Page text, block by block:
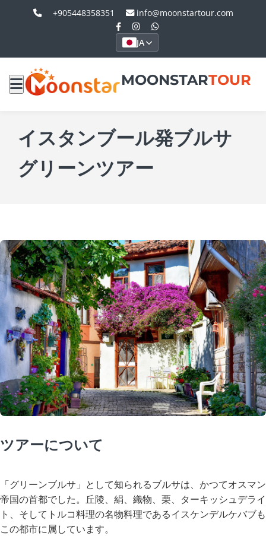
+905448358351 info@moonstartour.com
JA
MOONSTARTOUR
イスタンブール発ブルサ
グリーンツアー
ツアーについて
「グリーンブルサ」として知られるブルサは、かつてオスマン
帝国の首都でした。丘陵、絹、織物、栗、ターキッシュデライ
ト、そしてトルコ料理の名物料理であるイスケンデルケバブも
この都市に属しています。